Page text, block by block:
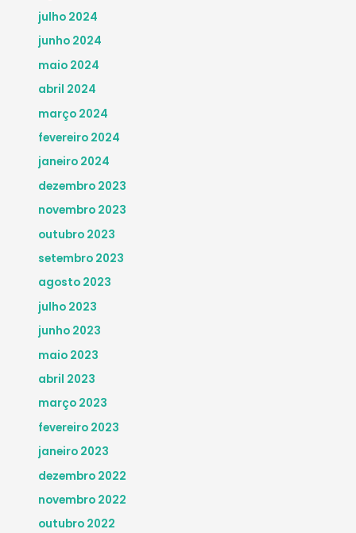
julho 2024
junho 2024
maio 2024
abril 2024
março 2024
fevereiro 2024
janeiro 2024
dezembro 2023
novembro 2023
outubro 2023
setembro 2023
agosto 2023
julho 2023
junho 2023
maio 2023
abril 2023
março 2023
fevereiro 2023
janeiro 2023
dezembro 2022
novembro 2022
outubro 2022